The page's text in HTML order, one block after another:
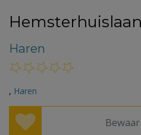
Haren
, Haren